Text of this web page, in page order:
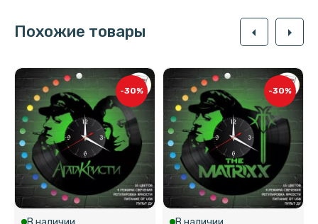
Похожие товары arrow_left arrow_right
-30% -30%